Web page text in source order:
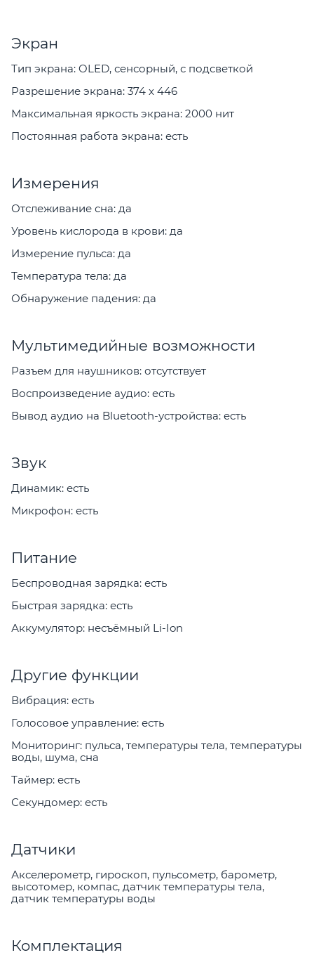
Экран
Тип экрана: OLED, сенсорный, с подсветкой
Разрешение экрана: 374 x 446
Максимальная яркость экрана: 2000 нит
Постоянная работа экрана: есть
Измерения
Отслеживание сна: да
Уровень кислорода в крови: да
Измерение пульса: да
Температура тела: да
Обнаружение падения: да
Мультимедийные возможности
Разъем для наушников: отсутствует
Воспроизведение аудио: есть
Вывод аудио на Bluetooth-устройства: есть
Звук
Динамик: есть
Микрофон: есть
Питание
Беспроводная зарядка: есть
Быстрая зарядка: есть
Аккумулятор: несъёмный Li-Ion
Другие функции
Вибрация: есть
Голосовое управление: есть
Мониторинг: пульса, температуры тела, температуры
воды, шума, сна
Таймер: есть
Секундомер: есть
Датчики
Акселерометр, гироскоп, пульсометр, барометр,
высотомер, компас, датчик температуры тела,
датчик температуры воды
Комплектация